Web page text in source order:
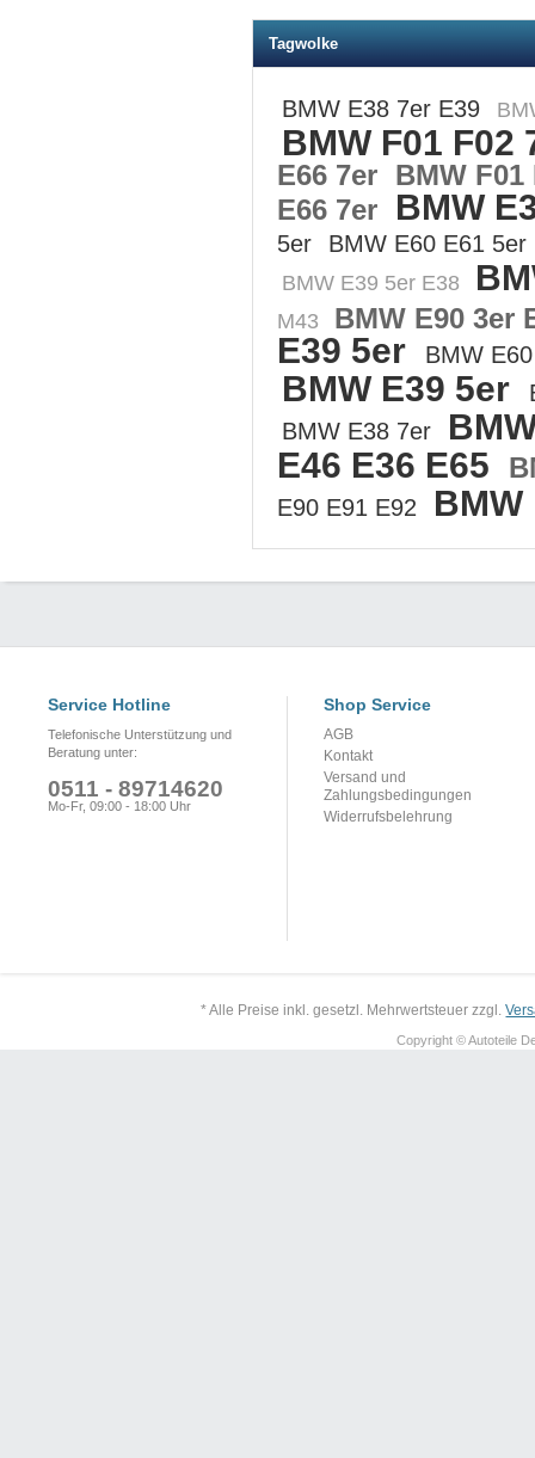
Tagwolke
BMW E38 7er E39
BMW F01 F02
E66 7er BMW
E66 7er
BMW
5er BMW E60 E61 5er
BMW E39 5er E38
M43 BMW E90 3er
E39 5er BMW
BMW E39 5er
BMW E38 7er
E46 E36 E65
E90 E91 E92
Service Hotline
Telefonische Unterstützung und
Beratung unter:
0511 - 89714620
Mo-Fr, 09:00 - 18:00 Uhr
Shop Service
AGB
Kontakt
Versand und
Zahlungsbedingungen
Widerrufsbelehrung
* Alle Preise inkl. gesetzl. Mehrwertsteuer zzgl.
Copyright © Autoteile